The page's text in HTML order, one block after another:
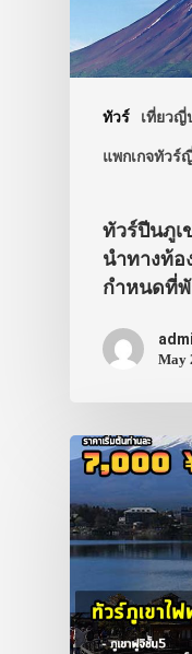
ทัวร์ เที่ยวญี่
แพกเกจทัวร์
ทัวร์ปีนภูเ
นำทางท้อ
กำหนดที่
May